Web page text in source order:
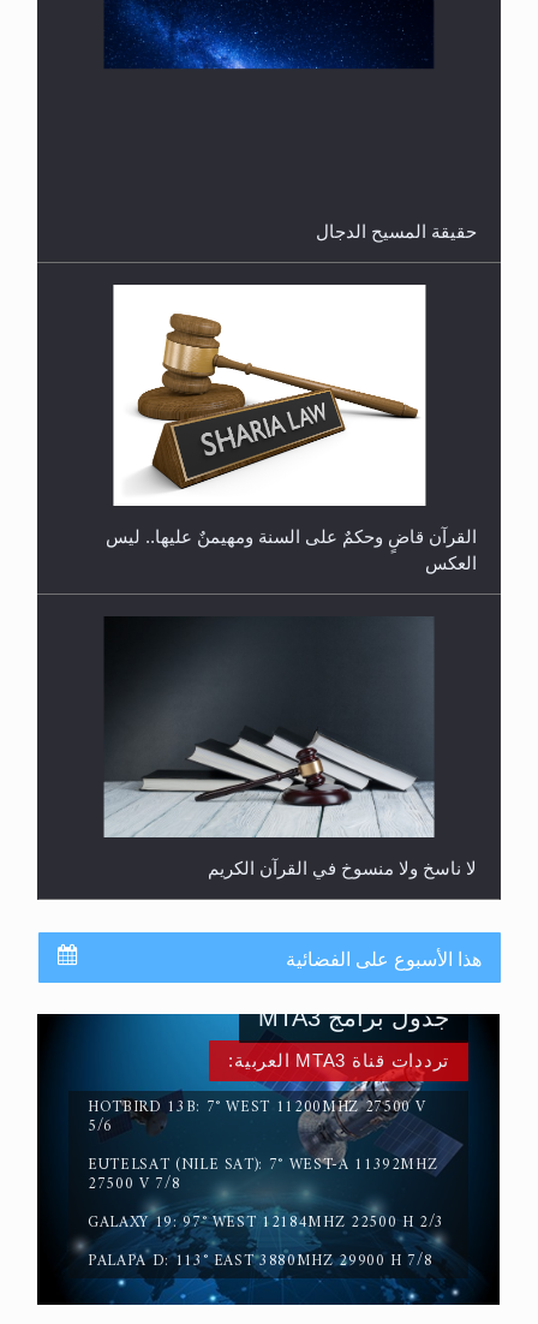
هل تعتبر الأشفار الاصطناعية (الرموش الاصطناعية)
والأظافر البلاستيكية وطلاء الأظافر حاجبا للوضوء وهل
يُسمح الصلاة بها؟
حقيقة المسيح الدجال
القرآن قاضٍ وحكمٌ على السنة ومهيمنٌ عليها.. ليس
العكس
لا ناسخ ولا منسوخ في القرآن الكريم
المفهوم الحقيقي للجهاد الإسلامي..
هذا الأسبوع على الفضائية
ترددات قناة MTA3 العربية:
HOTBIRD 13B: 7° WEST 11200MHZ 27500 V
5/6
EUTELSAT (NILE SAT): 7° WEST-A 11392MHZ
27500 V 7/8
GALAXY 19: 97° WEST 12184MHZ 22500 H 2/3
PALAPA D: 113° EAST 3880MHZ 29900 H 7/8
جدول برامج MTA3